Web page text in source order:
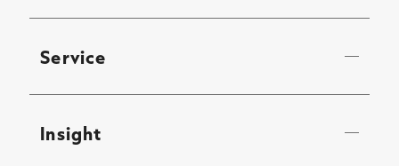
Service
Insight